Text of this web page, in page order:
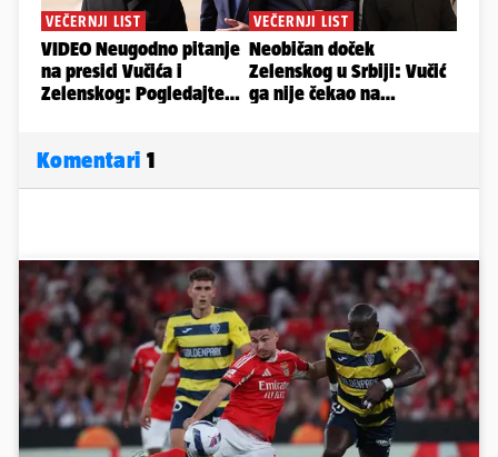
Komentari 1